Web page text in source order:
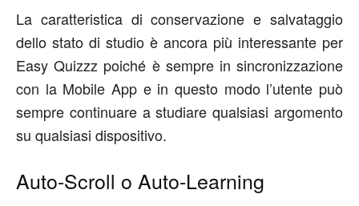
La caratteristica di conservazione e salvataggio
dello stato di studio è ancora più interessante per
Easy Quizzz poiché è sempre in sincronizzazione
con la Mobile App e in questo modo l’utente può
sempre continuare a studiare qualsiasi argomento
su qualsiasi dispositivo.
Auto-Scroll o Auto-Learning